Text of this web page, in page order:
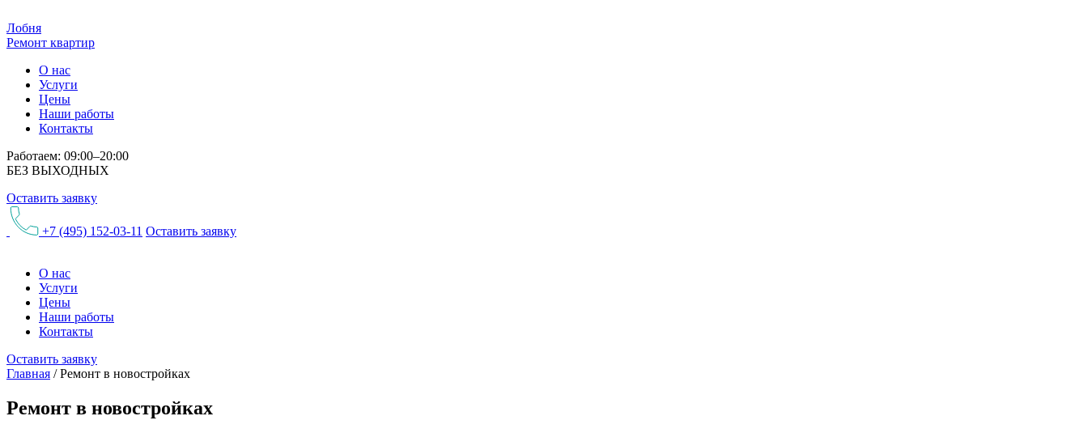
Лобня
Ремонт квартир
О нас
Услуги
Цены
Наши работы
Контакты
Работаем: 09:00–20:00
БЕЗ ВЫХОДНЫХ
Оставить заявку
+7 (495) 152-03-11 Оставить заявку
О нас
Услуги
Цены
Наши работы
Контакты
Оставить заявку
Главная / Ремонт в новостройках
Ремонт в новостройках